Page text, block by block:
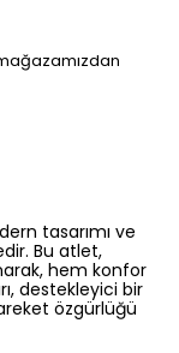
tasarımı ve
Bu atlet,
hem konfor
destekleyici bir
özgürlüğü